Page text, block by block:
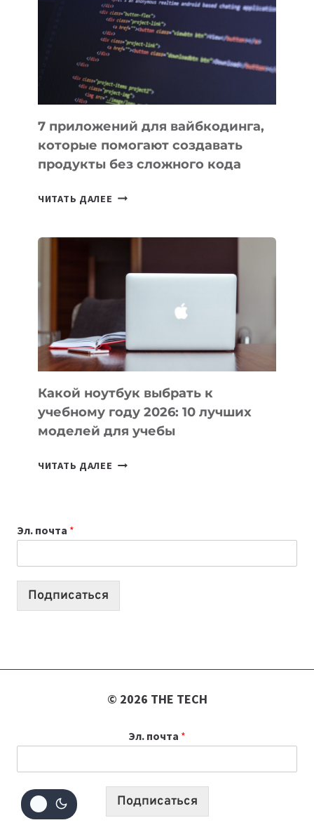
ДЛЯ
РАБОТЫ
7 приложений для вайбкодинга,
которые помогают создавать
продукты без сложного кода
ЧИТАТЬ ДАЛЕЕ 7
ПОМОГАЮТ
СОЗДАВАТЬ
БЕЗ
СЛОЖНОГО
КОДА
Какой ноутбук выбрать к
учебному году 2026: 10 лучших
моделей для учебы
ЧИТАТЬ ДАЛЕЕ КАКОЙ
2026:
10
Эл. почта *
Подписаться
© 2026 THE TECH
Эл. почта *
Подписаться